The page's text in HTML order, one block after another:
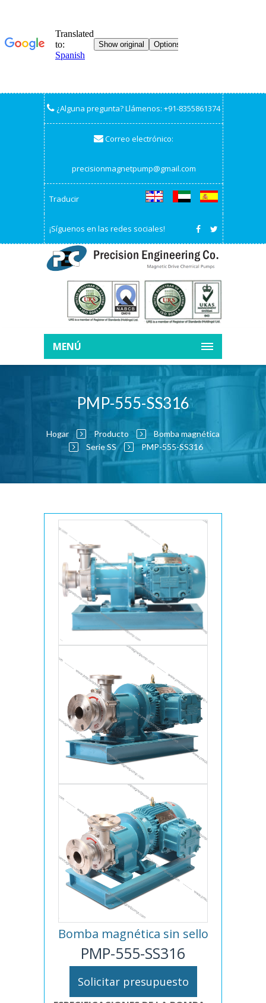
¿Alguna pregunta? Llámenos: +91-8355861374
Correo electrónico:
precisionmagnetpump@gmail.com
Traducir
¡Síguenos en las redes sociales!
MENÚ
PMP-555-SS316
Hogar Producto
Bomba magnética
Serie SS
PMP-555-SS316
Bomba magnética sin sello
PMP-555-SS316
Solicitar presupuesto